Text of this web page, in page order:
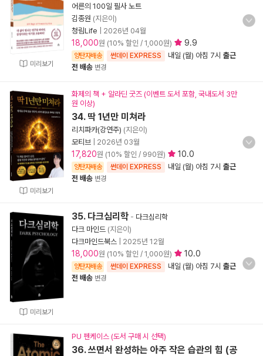
미리보기
어른의 100일 필사 노트
김종원 (지은이)
청림Life
2026년 04월
18,000원 (10% 할인 / 1,000원) 9.9
양탄자배송 썬데이 EXPRESS 내일 (월) 아침 7시 출근
전 배송 변경
미리보기
화제의 책 + 알라딘 굿즈 (이벤트 도서 포함, 국내도서 3만
원 이상)
34. 딱 1년만 미쳐라
리치파카(강연주) (지은이)
모티브
2026년 03월
17,820원 (10% 할인 / 990원) 10.0
양탄자배송 썬데이 EXPRESS 내일 (월) 아침 7시 출근
전 배송 변경
미리보기
35. 다크심리학 - 다크심리학
다크 마인드 (지은이)
다크마인드북스
2025년 12월
18,000원 (10% 할인 / 1,000원) 10.0
양탄자배송 썬데이 EXPRESS 내일 (월) 아침 7시 출근
전 배송 변경
PU 펜케이스 (도서 구매 시 선택)
36. 쓰면서 완성하는 아주 작은 습관의 힘 (공